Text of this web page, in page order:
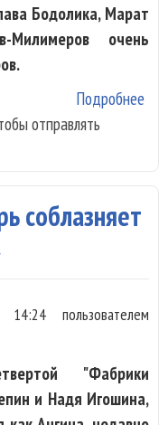
Бодолика, Марат
очень
Подробнее
отправлять
соблазняет
пользователем
"Фабрики
и Надя Игошина,